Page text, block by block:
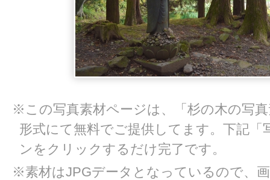
※この写真素材ページは、「杉の木の写
形式にて無料でご提供してます。下記
ンをクリックするだけ完了です。
※素材はJPGデータとなっているので、